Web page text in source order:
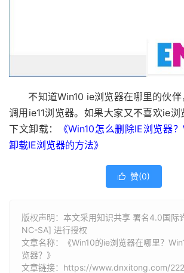
不知道Win10 ie浏览器在哪里的伙伴
调用ie11浏览器。如果大家又不喜欢ie
下文卸载：
《Win10怎么删除IE浏览器
卸载IE浏览器的方法》
 赞(0)
版权声明：本文采用知识共享 署名4.0国际
NC-SA] 进行授权
文章名称：《Win10的ie浏览器在哪里？
览器？》
文章链接： https://www.dnxitong.com/